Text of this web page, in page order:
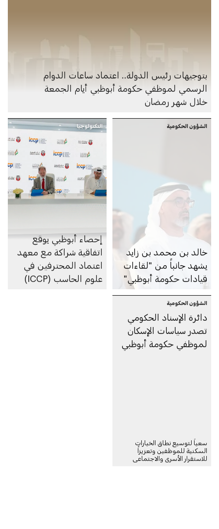
بتوجيهات رئيس الدولة.. اعتماد ساعات الدوام
الرسمي لموظفي حكومة أبوظبي أيام الجمعة
خلال شهر رمضان
الشؤون الحكومية
خالد بن محمد بن زايد
يشهد جانباً من "لقاءات
قيادات حكومة أبوظبي"
التكنولوجيا
إحصاء أبوظبي يوقع
اتفاقية شراكة مع معهد
اعتماد المحترفين في
علوم الحاسب (ICCP)
الشؤون الحكومية
دائرة الإسناد الحكومي
تصدر سياسات الإسكان
لموظفي حكومة أبوظبي
سعياً لتوسيع نطاق الخيارات
السكنية للموظفين وتعزيزاً
للاستقرار الأسري والاجتماعي